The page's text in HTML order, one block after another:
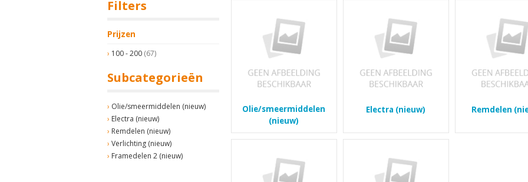
Filters
Prijzen
100 - 200 (67)
Subcategorieën
Olie/smeermiddelen (nieuw)
Electra (nieuw)
Remdelen (nieuw)
Verlichting (nieuw)
Framedelen 2 (nieuw)
Olie/smeermiddelen
(nieuw)
Electra (nieuw) Remdelen